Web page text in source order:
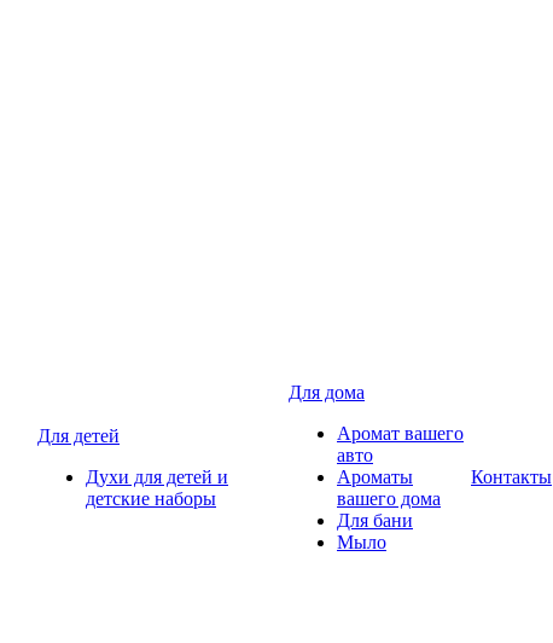
Для детей
Духи для детей и
детские наборы
Для дома
Аромат вашего
авто
Ароматы
вашего дома
Для бани
Мыло
Контакты